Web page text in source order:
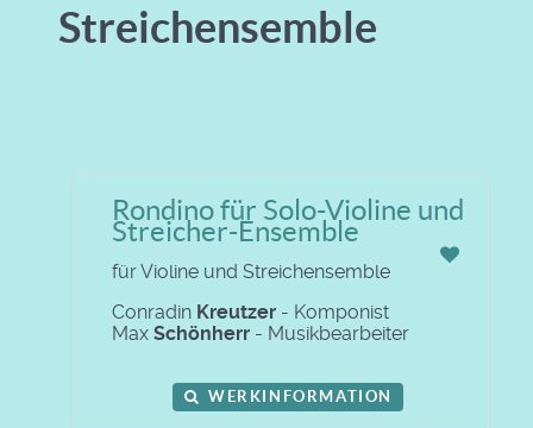
Streichensemble
Rondino für Solo-Violine und
Streicher-Ensemble
für Violine und Streichensemble
Conradin Kreutzer - Komponist
Max Schönherr - Musikbearbeiter
WERKINFORMATION